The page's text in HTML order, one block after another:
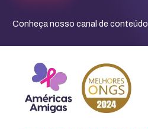
Conheça nosso canal de conteúdo.